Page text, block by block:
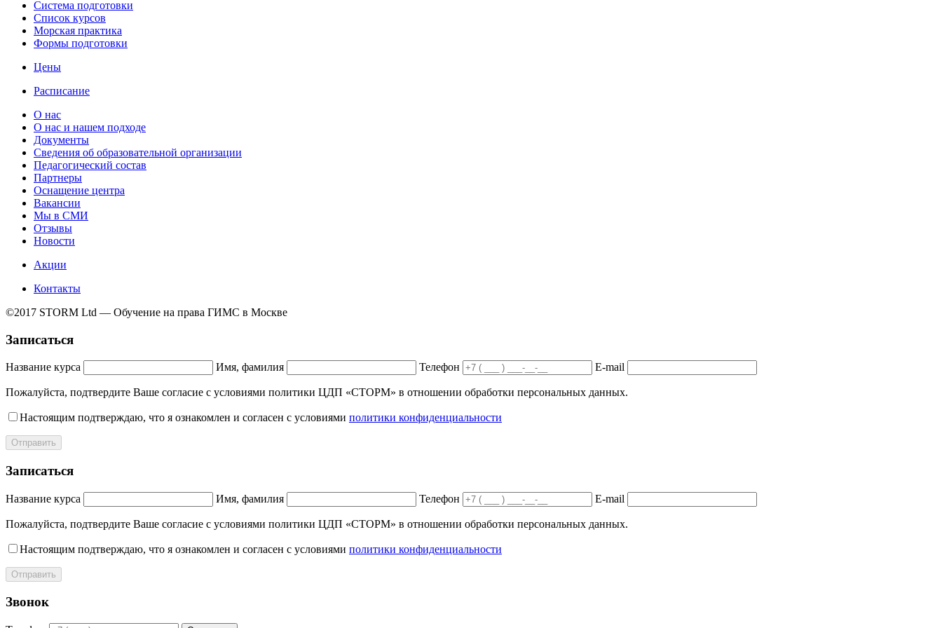
Cистема подготовки
Список курсов
Морская практика
Формы подготовки
Цены
Расписание
О нас
О нас и нашем подходе
Документы
Сведения об образовательной организации
Педагогический состав
Партнеры
Оснащение центра
Вакансии
Мы в СМИ
Отзывы
Новости
Акции
Контакты
©2017 STORM Ltd — Обучение на права ГИМС в Москве
Записаться
Название курса Имя, фамилия Телефон E-mail
Пожалуйста, подтвердите Ваше согласие с условиями политики ЦДП «СТОРМ» в отношении обработки персональных данных.
Настоящим подтверждаю, что я ознакомлен и согласен с условиями политики конфиденциальности
Отправить
Записаться
Название курса Имя, фамилия Телефон E-mail
Пожалуйста, подтвердите Ваше согласие с условиями политики ЦДП «СТОРМ» в отношении обработки персональных данных.
Настоящим подтверждаю, что я ознакомлен и согласен с условиями политики конфиденциальности
Отправить
Звонок